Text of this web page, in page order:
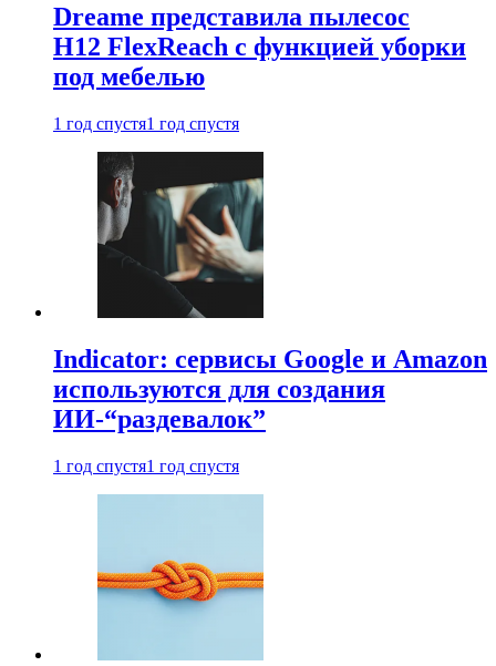
Dreame представила пылесос
H12 FlexReach с функцией уборки
под мебелью
1 год спустя1 год спустя
Indicator: сервисы Google и Amazon
используются для создания
ИИ-“раздевалок”
1 год спустя1 год спустя